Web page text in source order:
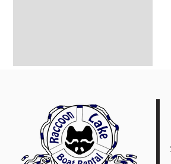
Prisma Brezo Azul
Polvoriento
Purple
Real
Rojo